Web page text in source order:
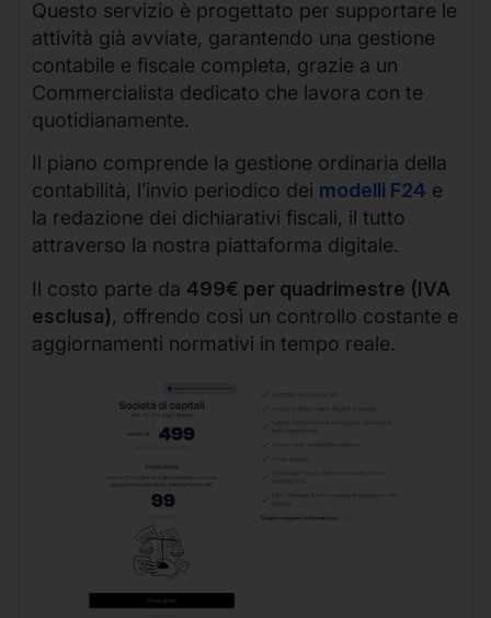
Questo servizio è progettato per supportare le
attività già avviate, garantendo una gestione
contabile e fiscale completa, grazie a un
Commercialista dedicato che lavora con te
quotidianamente.
Il piano comprende la gestione ordinaria della
contabilità, l’invio periodico dei modelli F24 e
la redazione dei dichiarativi fiscali, il tutto
attraverso la nostra piattaforma digitale.
Il costo parte da 499€ per quadrimestre (IVA
esclusa), offrendo così un controllo costante e
aggiornamenti normativi in tempo reale.